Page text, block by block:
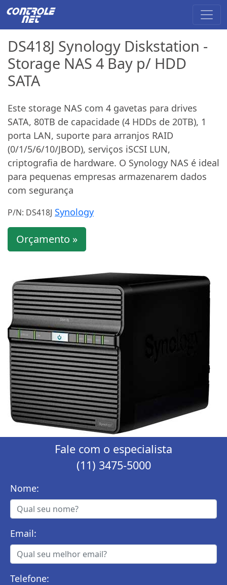
DS418J Synology Diskstation -
Storage NAS 4 Bay p/ HDD
SATA
Este storage NAS com 4 gavetas para drives
SATA, 80TB de capacidade (4 HDDs de 20TB), 1
porta LAN, suporte para arranjos RAID
(0/1/5/6/10/JBOD), serviços iSCSI LUN,
criptografia de hardware. O Synology NAS é ideal
para pequenas empresas armazenarem dados
com segurança
P/N: DS418J Synology
Orçamento »
Fale com o especialista
(11) 3475-5000
Nome:
Email:
Telefone: